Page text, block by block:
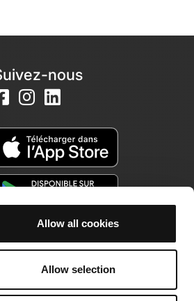
Allow all cookies
Allow selection
nous